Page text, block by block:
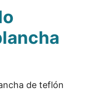
de teflón